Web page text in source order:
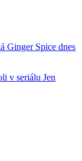
Ginger Spice dnes
v seriálu Jen